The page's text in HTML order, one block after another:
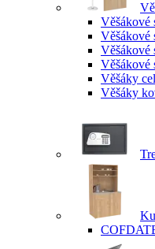
Věšákové
Věšákové
Věšákové
Věšákové
Věšáky
Věšáky